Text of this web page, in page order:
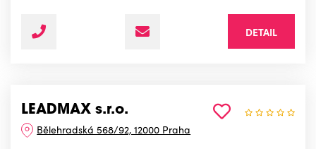
DETAIL
LEADMAX s.r.o.
Bělehradská 568/92, 12000 Praha